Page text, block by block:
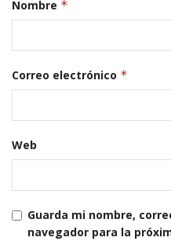
Nombre *
Correo electrónico *
Web
Guarda mi nombre,
navegador para la